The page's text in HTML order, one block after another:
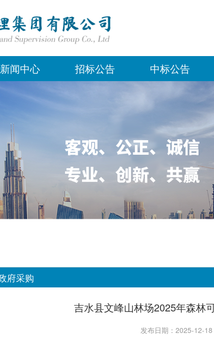
新闻中心 招标公告 中标公告
府采购
吉水县文峰山林场2025年森林
发布日期：2025-12-18